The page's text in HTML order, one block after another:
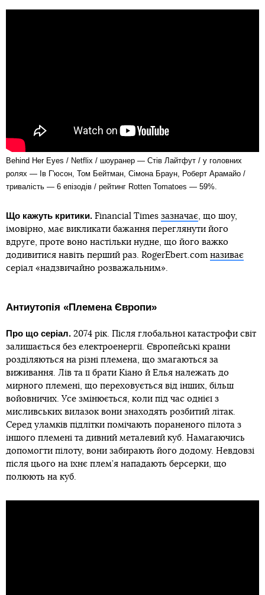
Behind Her Eyes / Netflix / шоуранер — Стів Лайтфут / у головних
ролях — Ів Г'юсон, Том Бейтман, Сімона Браун, Роберт Арамайо /
тривалість — 6 епізодів / рейтинг Rotten Tomatoes — 59%.
Що кажуть критики. Financial Times зазначає, що шоу,
імовірно, має викликати бажання переглянути його
вдруге, проте воно настільки нудне, що його важко
додивитися навіть перший раз. RogerEbert.com називає
серіал «надзвичайно розважальним».
Антиутопія «Племена Європи»
Про що серіал. 2074 рік. Після глобальної катастрофи світ
залишається без електроенергії. Європейські країни
розділяються на різні племена, що змагаються за
виживання. Лів та її брати Кіано й Елья належать до
мирного племені, що переховується від інших, більш
войовничих. Усе змінюється, коли під час однієї з
мисливських вилазок вони знаходять розбитий літак.
Серед уламків підлітки помічають пораненого пілота з
іншого племені та дивний металевий куб. Намагаючись
допомогти пілоту, вони забирають його додому. Невдовзі
після цього на їхнє плем’я нападають берсерки, що
полюють на куб.